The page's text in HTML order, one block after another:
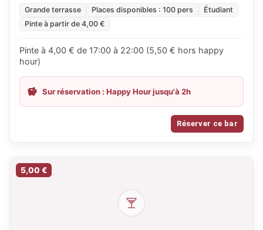
Grande terrasse Places disponibles : 100 pers
Étudiant
Pinte à partir de 4,00 €
Pinte à 4,00 € de 17:00 à 22:00 (5,50 € hors happy
hour)
Sur réservation : Happy Hour jusqu'à 2h
Réserver ce bar
5,00 €